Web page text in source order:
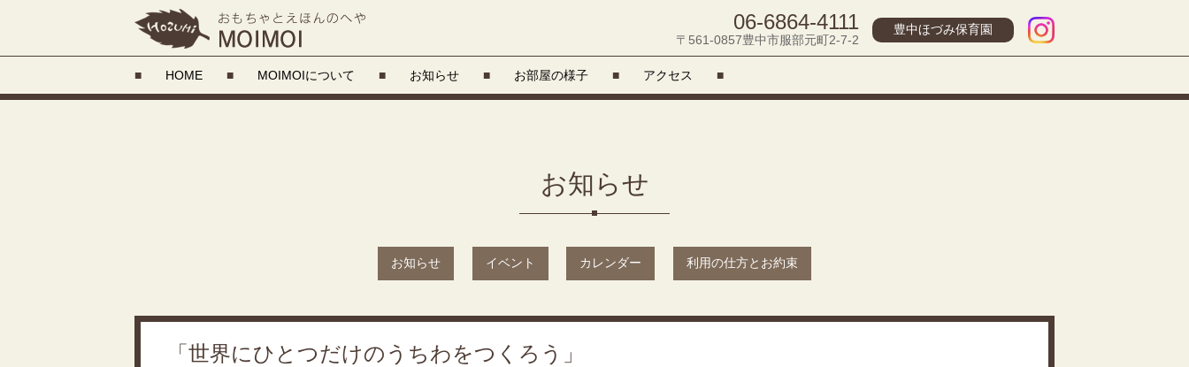
06-6864-4111
〒561-0857豊中市服部元町2-7-2
豊中ほづみ保育園
■ HOME ■ MOIMOIについて ■ お知らせ ■ お部屋の様子 ■ アクセス ■
お知らせ
お知らせ イベント カレンダー 利用の仕方とお約束
「世界にひとつだけのうちわをつくろう」